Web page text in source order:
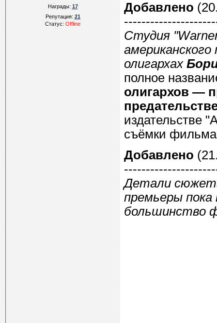
Награды:17
Репутация:21
Статус:Offline
Добавлено
Студия
олигархах
полное
олигархов —
издательстве
съёмки
Добавлено
Детали
премьеры
большинство